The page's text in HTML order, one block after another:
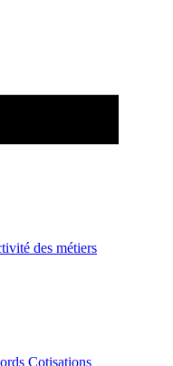
des métiers
Cotisations